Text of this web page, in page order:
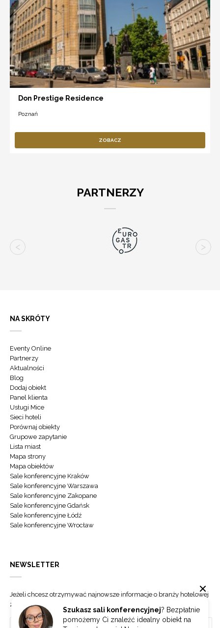
Don Prestige Residence
Poznań
ZOBACZ
PARTNERZY
Szukasz sali konferencyjnej? Bezpłatnie
pomożemy Ci znaleźć idealny obiekt na
NA SKRÓTY
Eventy Online
Partnerzy
Aktualności
Blog
Dodaj obiekt
Panel klienta
Usługi Mice
Sieci hoteli
Porównaj obiekty
Grupowe zapytanie
Lista miast
Mapa strony
Mapa obiektów
Sale konferencyjne Kraków
Sale konferencyjne Warszawa
Sale konferencyjne Zakopane
Sale konferencyjne Gdańsk
Sale konferencyjne Łódź
Sale konferencyjne Wrocław
NEWSLETTER
Jeżeli chcesz otrzymywać najnowsze informacje o branży hotelowej
zapisz się do naszego newslettera.